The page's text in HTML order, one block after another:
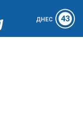
ДНЕС 43